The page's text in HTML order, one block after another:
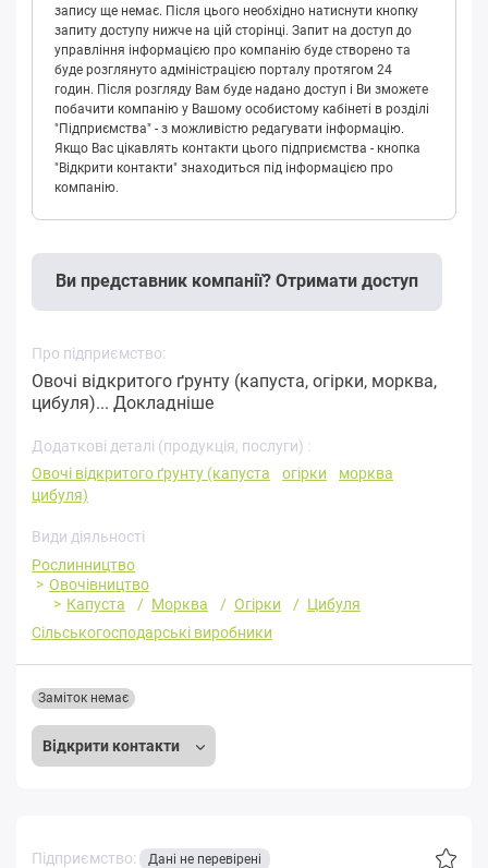
запису ще немає. Після цього необхідно натиснути кнопку
запиту доступу нижче на цій сторінці. Запит на доступ до
управління інформацією про компанію буде створено та
буде розглянуто адміністрацією порталу протягом 24
годин. Після розгляду Вам буде надано доступ і Ви зможете
побачити компанію у Вашому особистому кабінеті в розділі
"Підприємства" - з можливістю редагувати інформацію.
Якщо Вас цікавлять контакти цього підприємства - кнопка
"Відкрити контакти" знаходиться під інформацією про
компанію.
Ви представник компанії? Отримати доступ
Про підприємство:
Овочі відкритого ґрунту (капуста, огірки, морква,
цибуля)... Докладніше
Додаткові деталі (продукція, послуги) :
Овочі відкритого ґрунту (капуста
огірки
морква
цибуля)
Види діяльності
Рослинництво
Овочівництво
Капуста
Морква Огірки
Цибуля
Сільськогосподарські виробники
Відкрити контакти
Заміток немає
Підприємство: Дані не перевірені